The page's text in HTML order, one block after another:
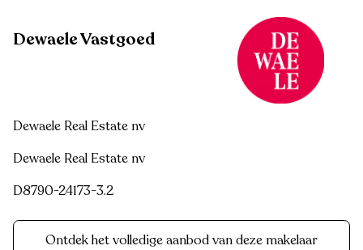
Dewaele Vastgoed
Dewaele Real Estate nv
Dewaele Real Estate nv
D8790-24173-3.2
Ontdek het volledige aanbod van deze makelaar